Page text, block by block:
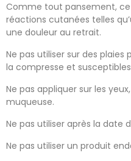
Comme tout pansement,
réactions cutanées telles
une douleur au retrait.
Ne pas utiliser sur des plaies
la compresse et
Ne pas appliquer sur les
muqueuse.
Ne pas utiliser après la date
Ne pas utiliser un produit